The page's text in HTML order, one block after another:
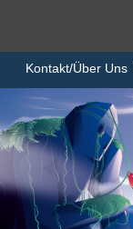
Kontakt/Über Uns